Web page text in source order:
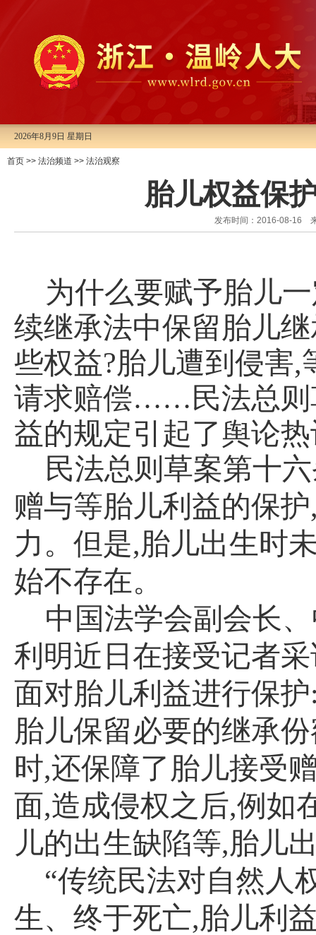
2026年8月9日 星期日
首页 >> 法治频道 >> 法治观察
胎儿权益保
发布时间：2016-08-16
为什么要赋予胎儿
续继承法中保留胎儿
些权益?胎儿遭到侵害,
请求赔偿……民法总则
益的规定引起了舆论
民法总则草案第十
赠与等胎儿利益的保护
力。但是,胎儿出生时
始不存在。
中国法学会副会长
利明近日在接受记者
面对胎儿利益进行保护
胎儿保留必要的继承
时,还保障了胎儿接受
面,造成侵权之后,例如
儿的出生缺陷等,胎儿
“传统民法对自然人
生、终于死亡,胎儿利